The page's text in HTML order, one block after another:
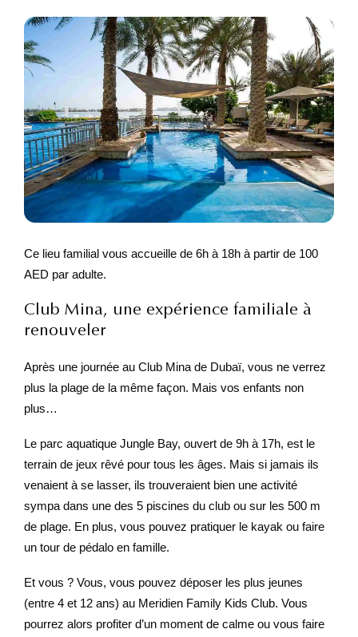
Ce lieu familial vous accueille de 6h à 18h à partir de 100
AED par adulte.
Club Mina, une expérience familiale à
renouveler
Après une journée au Club Mina de Dubaï, vous ne verrez
plus la plage de la même façon. Mais vos enfants non
plus…
Le parc aquatique Jungle Bay, ouvert de 9h à 17h, est le
terrain de jeux rêvé pour tous les âges. Mais si jamais ils
venaient à se lasser, ils trouveraient bien une activité
sympa dans une des 5 piscines du club ou sur les 500 m
de plage. En plus, vous pouvez pratiquer le kayak ou faire
un tour de pédalo en famille.
Et vous ? Vous, vous pouvez déposer les plus jeunes
(entre 4 et 12 ans) au Meridien Family Kids Club. Vous
pourrez alors profiter d’un moment de calme ou vous faire